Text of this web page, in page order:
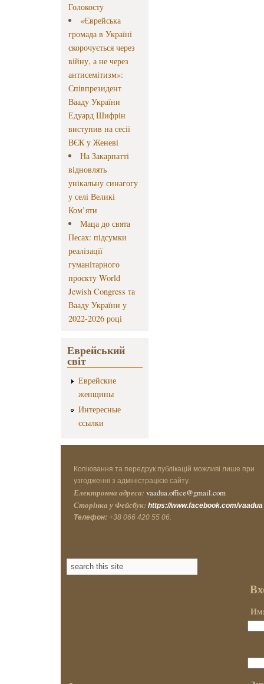
Голокосту
«Єврейська
громада в Україні
скорочується через
війну, а не через
антисемітизм»:
Співпрезидент
Вааду України
Едуард Шифрін
виступив на сесії
ВЄК у Женеві
На Закарпатті
відновлять
унікальну синагогу
у селі Великі
Ком’яти
Маца до свята
Песах: підсумки
реалізації
гуманітарного
проєкту World
Jewish Congress та
Вааду України у
2022-2026 році
Еврейський
світ
Еврейские
женщины
Интересные
ссылки
Копіювання та передрук публікацій можливі лише при
узгодженні з адміністрацією сайту.
Електронна адреса: vaadua.office@gmail.com
Сторінка у Фейсбук: https://www.facebook.com/vaadua
Телефон: +38 066 420 55 06.